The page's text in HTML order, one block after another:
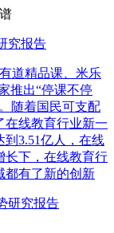
究报告
道精品课、米乐
推出“停课不停
随着国民可支配
在线教育行业新一
到3.51亿人，在线
长下，在线教育行
都有了新的创新